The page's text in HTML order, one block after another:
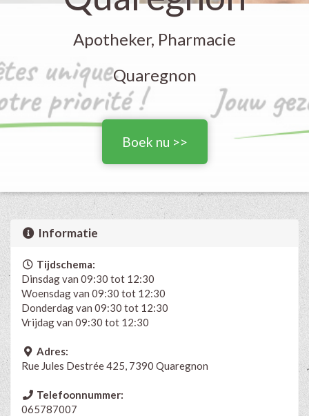
Apotheker, Pharmacie
Quaregnon
Boek nu >>
Informatie
Tijdschema:
Dinsdag van 09:30 tot 12:30
Woensdag van 09:30 tot 12:30
Donderdag van 09:30 tot 12:30
Vrijdag van 09:30 tot 12:30
Adres:
Rue Jules Destrée 425, 7390 Quaregnon
Telefoonnummer:
065787007